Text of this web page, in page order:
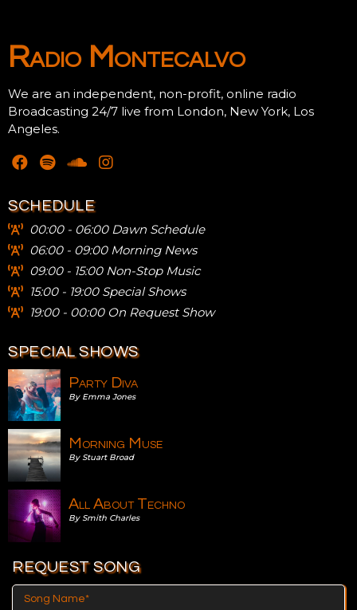
Radio Montecalvo
We are an independent, non-profit, online radio
Broadcasting 24/7 live from London, New York, Los
Angeles.
SCHEDULE
00:00 - 06:00 Dawn Schedule
06:00 - 09:00 Morning News
09:00 - 15:00 Non-Stop Music
15:00 - 19:00 Special Shows
19:00 - 00:00 On Request Show
SPECIAL SHOWS
Party Diva
By Emma Jones
Morning Muse
By Stuart Broad
All About Techno
By Smith Charles
REQUEST SONG